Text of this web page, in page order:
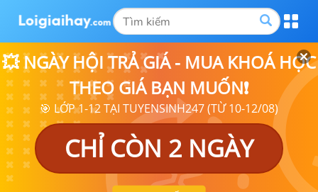
💥 NGÀY HỘI TRẢ GIÁ - MUA KHOÁ HỌC
THEO GIÁ BẠN MUỐN❗
🎯 LỚP 1-12 TẠI TUYENSINH247 (TỪ 10-12/08)
CHỈ CÒN 2 NGÀY